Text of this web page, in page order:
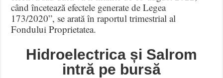
când încetează efectele generate de Legea
173/2020”, se arată în raportul trimestrial al
Fondului Proprietatea.
Hidroelectrica și Salrom
intră pe bursă